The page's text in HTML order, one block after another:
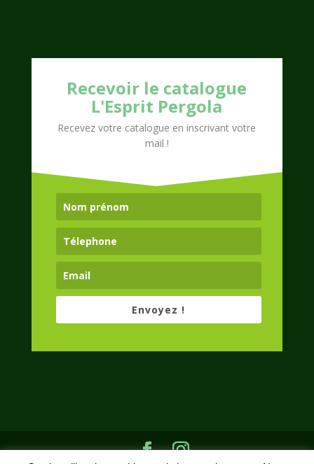
Recevoir le catalogue
L'Esprit Pergola
Recevez votre catalogue en inscrivant votre
mail !
Envoyez !